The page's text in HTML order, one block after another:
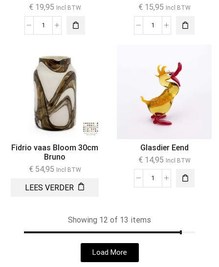
€19,95 Incl BTW
€15,95 Incl BTW
Fidrio vaas Bloom 30cm
Bruno
€54,95 Incl BTW
LEES VERDER
Glasdier Eend
€14,95 Incl BTW
Showing 12 of 13 items
Load More